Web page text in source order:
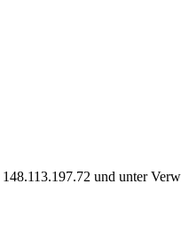
und unter